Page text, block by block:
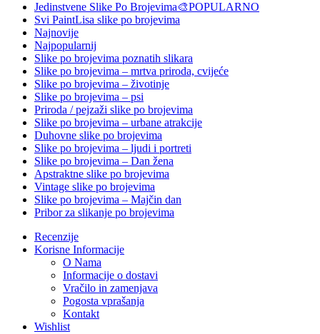
Jedinstvene Slike Po Brojevima🎨POPULARNO
Svi PaintLisa slike po brojevima
Najnovije
Najpopularnij
Slike po brojevima poznatih slikara
Slike po brojevima – mrtva priroda, cvijeće
Slike po brojevima – životinje
Slike po brojevima – psi
Priroda / pejzaži slike po brojevima
Slike po brojevima – urbane atrakcije
Duhovne slike po brojevima
Slike po brojevima – ljudi i portreti
Slike po brojevima – Dan žena
Apstraktne slike po brojevima
Vintage slike po brojevima
Slike po brojevima – Majčin dan
Pribor za slikanje po brojevima
Recenzije
Korisne Informacije
O Nama
Informacije o dostavi
Vračilo in zamenjava
Pogosta vprašanja
Kontakt
Wishlist